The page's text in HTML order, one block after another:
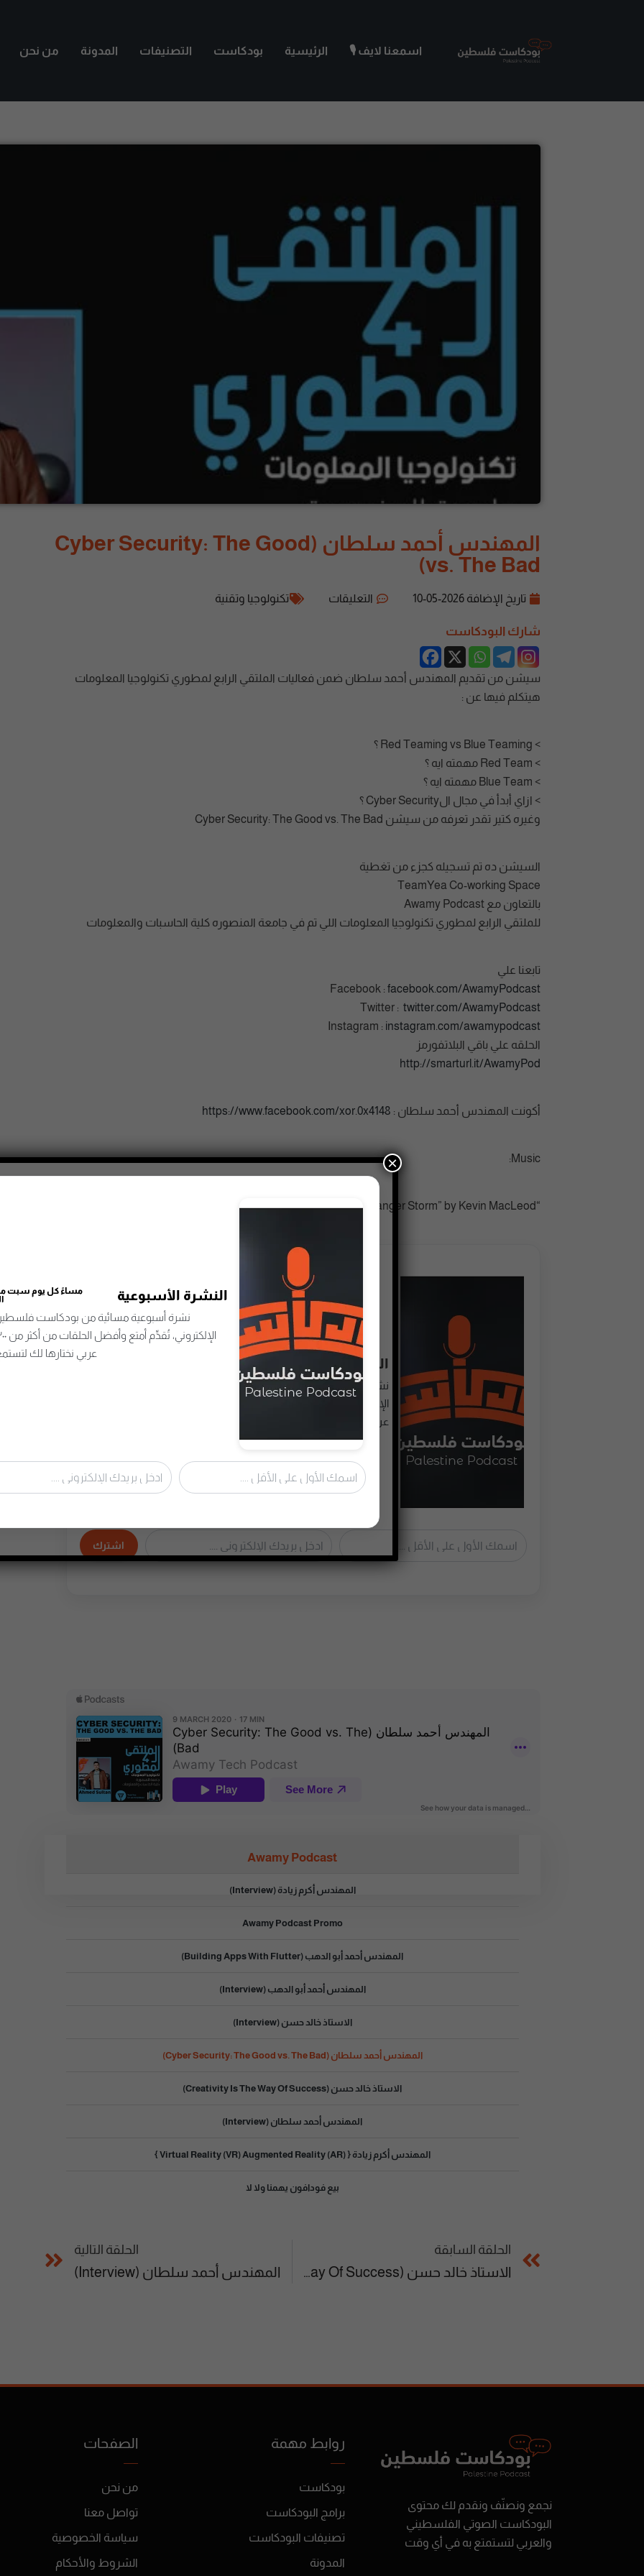
اسمعنا لايف 🎙️ الرئيسية بودكاست التصنيفات المدونة من نحن
المهندس أحمد سلطان (Cyber Security: The Good
vs. The Bad)
تاريخ الإضافة 2026-05-10 التعليقات تكنولوجيا وتقنية
شارك البودكاست
سيشن من تقديم المهندس أحمد سلطان ضمن فعاليات الملتقي الرابع لمطوري تكنولوجيا المعلومات
هيتكلم فيها عن :
> Red Teaming vs Blue Teaming ؟
> Red Team مهمته ايه ؟
> Blue Team مهمته ايه ؟
> ازاي أبدأ في مجال الCyber Security ؟
وغيره كتير تقدر تعرفه من سيشن Cyber Security: The Good vs. The Bad
السيشن ده تم تسجيله كجزء من تغطية
TeamYea Co-working Space
بالتعاون مع Awamy Podcast
للملتقي الرابع لمطوري تكنولوجيا المعلومات اللي تم في جامعة المنصوره كلية الحاسبات والمعلومات
تابعنا علي
Facebook : facebook.com/AwamyPodcast
Twitter : twitter.com/AwamyPodcast
Instagram : instagram.com/awamypodcast
الحلقه علي باقي البلاتفورمز
http://smarturl.it/AwamyPod
أكونت المهندس أحمد سلطان : https://www.facebook.com/xor.0x4148
Music:
“Danger Storm” by Kevin MacLeod
النشرة الأسبوعية
مساءً كل يوم سبت من اختيار
المحررين
نشرة أسبوعية مسائية من بودكاست فلسطين تصلُك إلى بريدك
عربي نختارها لك لتستمع وتستمتع وتتعلّم.
اشترك
Awamy Podcast
المهندس أكرم زيادة (Interview)
Awamy Podcast Promo
المهندس أحمد أبو الدهب (Building Apps With Flutter)
المهندس أحمد أبو الدهب (Interview)
الاستاذ خالد حسن (Interview)
المهندس أحمد سلطان (Cyber Security: The Good vs. The Bad)
الاستاذ خالد حسن (Creativity Is The Way Of Success)
المهندس أحمد سلطان (Interview)
المهندس أكرم زيادة { Virtual Reality (VR) Augmented Reality (AR) }
بيع فودافون يهمنا ولا لا
الحلقة السابقة
الاستاذ خالد حسن (Creativity Is The Way Of Success)
الحلقة التالية
المهندس أحمد سلطان (Interview)
نجمع ونصنّف ونقدم لك محتوى
البودكاست الصوتي الفلسطيني
والعربي لتستمتع به في أي وقت
روابط مهمة
بودكاست
برامج البودكاست
تصنيفات البودكاست
المدونة
الصفحات
من نحن
تواصل معنا
سياسة الخصوصية
الشروط والأحكام
النشرة الأسبوعية
مساءً كل يوم سبت من
نشرة أسبوعية مسائية من بودكاست
عربي نختارها لك
×